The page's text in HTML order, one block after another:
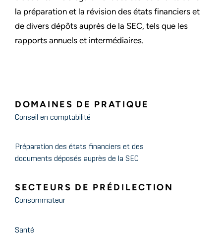
la préparation et la révision des états financiers et
de divers dépôts auprès de la SEC, tels que les
rapports annuels et intermédiaires.
DOMAINES DE PRATIQUE
Conseil en comptabilité
Préparation des états financiers et des
documents déposés auprès de la SEC
SECTEURS DE PRÉDILECTION
Consommateur
Santé